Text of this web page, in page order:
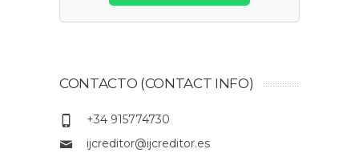
CONTACTO (CONTACT INFO)
+34 915774730
ijcreditor@ijcreditor.es